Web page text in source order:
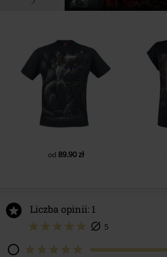
od 89.90 zł
Liczba opinii: 1
5